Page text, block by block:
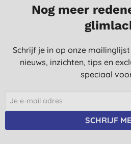
Nog meer
Schrijf je in op onze
nieuws, inzichten, tips en
speciaal
SCHRIJF